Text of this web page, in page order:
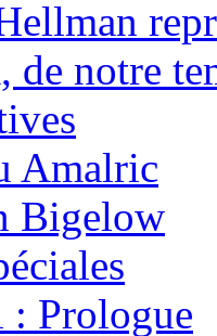
de notre
Amalric
Bigelow
: Prologue